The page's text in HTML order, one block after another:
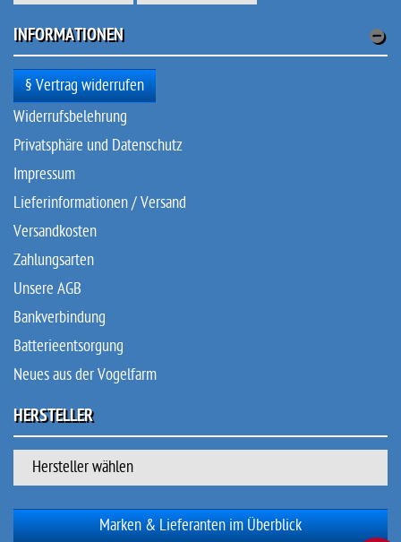
INFORMATIONEN
§ Vertrag widerrufen
Widerrufsbelehrung
Privatsphäre und Datenschutz
Impressum
Lieferinformationen / Versand
Versandkosten
Zahlungsarten
Unsere AGB
Bankverbindung
Batterieentsorgung
Neues aus der Vogelfarm
HERSTELLER
Hersteller wählen
Marken & Lieferanten im Überblick